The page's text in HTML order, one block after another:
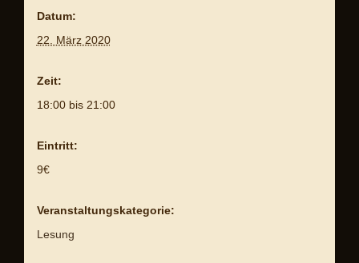
Datum:
22. März 2020
Zeit:
18:00 bis 21:00
Eintritt:
9€
Veranstaltungskategorie:
Lesung